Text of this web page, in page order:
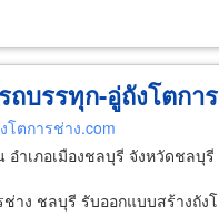
บรรทุก-อู่ถังโตกา
โตการช่าง.com
ำเภอเมืองชลบุรี จังหวัดชลบุรี
ช่าง ชลบุรี รับออกแบบสร้างถั